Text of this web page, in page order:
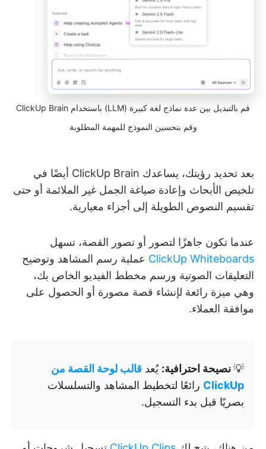
قم بالتبديل بين عدة نماذج لغة كبيرة (LLM) باستخدام ClickUp Brain
وقم بتحسين النموذج للمهمة المطلوبة
بعد تحديد رؤيتك، يساعدك ClickUp Brain أيضًا في
تلخيص الأبحاث وإعادة صياغة الجمل غير الملائمة أو حتى
تقسيم النصوص الطويلة إلى أجزاء معيارية.
عندما تكون جاهزًا لتصور أو تصور القصة، تسهل
ClickUp Whiteboards عملية رسم المشاهد وتوضيح
التعليقات الصوتية ورسم مخطط الفيديو الخاص بك،
وهي ميزة رائعة لإنشاء قصة مصورة أو الحصول على
موافقة العملاء.
💡نصيحة احترافية: يُعد قالب لوحة القصة من
ClickUp رائعًا لتخطيط المشاهد والتسلسلات
بصريًا قبل بدء التسجيل.